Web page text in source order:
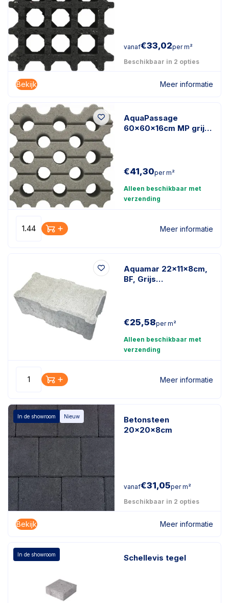
vanaf€33,02per m²
Beschikbaar in 2 opties
Bekijk Meer informatie
AquaPassage
60x60x16cm MP grijs
€41,30per m²
Alleen beschikbaar met
verzending
Meer informatie
Aquamar 22x11x8cm,
BF, Grijs
€25,58per m²
Alleen beschikbaar met
verzending
Meer informatie
In de showroom Nieuw
Betonsteen
20x20x8cm
vanaf€31,05per m²
Beschikbaar in 2 opties
Bekijk Meer informatie
In de showroom Schellevis tegel